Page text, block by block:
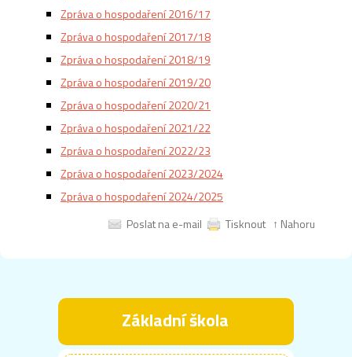
Zpráva o hospodaření 2016/17
Zpráva o hospodaření 2017/18
Zpráva o hospodaření 2018/19
Zpráva o hospodaření 2019/20
Zpráva o hospodaření 2020/21
Zpráva o hospodaření 2021/22
Zpráva o hospodaření 2022/23
Zpráva o hospodaření 2023/2024
Zpráva o hospodaření 2024/2025
Poslat na e-mail
Tisknout ↑ Nahoru
Základní škola